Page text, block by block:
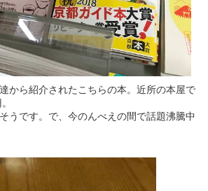
から紹介されたこちらの本。近所の本屋で
うです。で、今のんべえの間で話題沸騰中